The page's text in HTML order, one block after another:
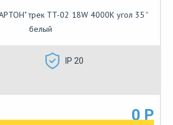
трек TT-02 18W 4000K угол 35
белый
IP 20
0 Р